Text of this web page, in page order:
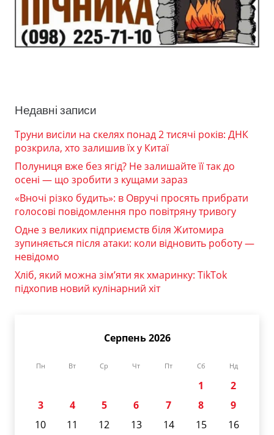
Недавні записи
Труни висіли на скелях понад 2 тисячі років: ДНК
розкрила, хто залишив їх у Китаї
Полуниця вже без ягід? Не залишайте її так до
осені — що зробити з кущами зараз
«Вночі різко будить»: в Овручі просять прибрати
голосові повідомлення про повітряну тривогу
Одне з великих підприємств біля Житомира
зупиняється після атаки: коли відновить роботу —
невідомо
Хліб, який можна зім’яти як хмаринку: TikTok
підхопив новий кулінарний хіт
Серпень 2026
Пн Вт Ср Чт Пт Сб Нд
1
2
3
4 5 6 7 8
9
10
11 12 13 14 15
16